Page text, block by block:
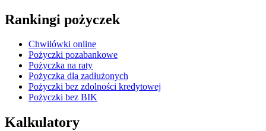
Rankingi pożyczek
Chwilówki online
Pożyczki pozabankowe
Pożyczka na raty
Pożyczka dla zadłużonych
Pożyczki bez zdolności kredytowej
Pożyczki bez BIK
Kalkulatory